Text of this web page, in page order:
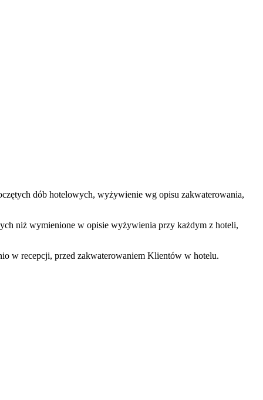
dób hotelowych, wyżywienie wg opisu zakwaterowania,
niż wymienione w opisie wyżywienia przy każdym z hoteli,
w recepcji, przed zakwaterowaniem Klientów w hotelu.